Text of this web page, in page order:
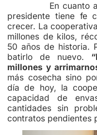
En cuanto a
presidente tiene fe
crecer. La
millones de kilos,
50 años de historia.
batirlo de nuevo.
millones y
más cosecha sino
día de hoy, la
capacidad de
cantidades sin
contratos pendientes